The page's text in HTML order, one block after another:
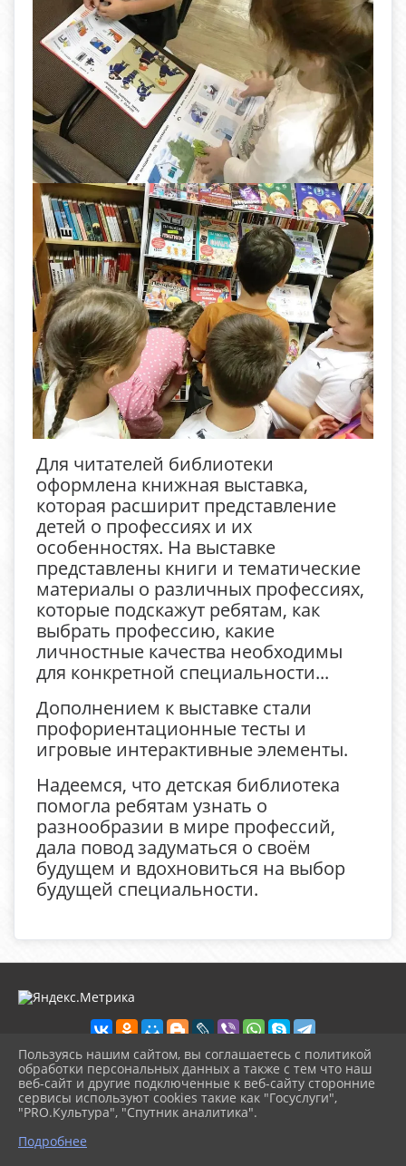
Для читателей библиотеки
оформлена книжная выставка,
которая расширит представление
детей о профессиях и их
особенностях. На выставке
представлены книги и тематические
материалы о различных профессиях,
которые подскажут ребятам, как
выбрать профессию, какие
личностные качества необходимы
для конкретной специальности...
Дополнением к выставке стали
профориентационные тесты и
игровые интерактивные элементы.
Надеемся, что детская библиотека
помогла ребятам узнать о
разнообразии в мире профессий,
дала повод задуматься о своём
будущем и вдохновиться на выбор
будущей специальности.
2026 г. detbibl-novomih.ru
Вход
Карта сайта
Политика обработки персональных данных
Пользуясь нашим сайтом, вы соглашаетесь с политикой
обработки персональных данных а также с тем что наш
веб-сайт и другие подключенные к веб-сайту сторонние
сервисы используют cookies такие как "Госуслуги",
"PRO.Культура", "Спутник аналитика".
Подробнее